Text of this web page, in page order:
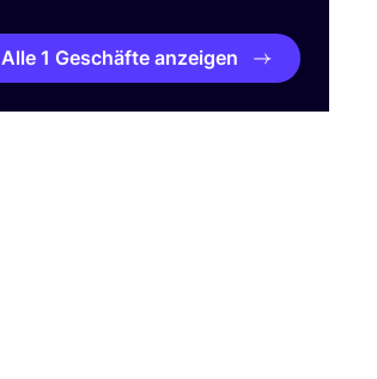
Alle 1 Geschäfte anzeigen